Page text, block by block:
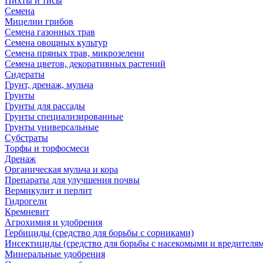
Семена
Мицелии грибов
Семена газонных трав
Семена овощных культур
Семена пряных трав, микрозелени
Семена цветов, декоративных растений
Сидераты
Грунт, дренаж, мульча
Грунты
Грунты для рассады
Грунты специализированные
Грунты универсальные
Субстраты
Торфы и торфосмеси
Дренаж
Органическая мульча и кора
Препараты для улучшения почвы
Вермикулит и перлит
Гидрогели
Кремневит
Агрохимия и удобрения
Гербициды (средство для борьбы с сорниками)
Инсектициды (средство для борьбы с насекомыми и
Минеральные удобрения